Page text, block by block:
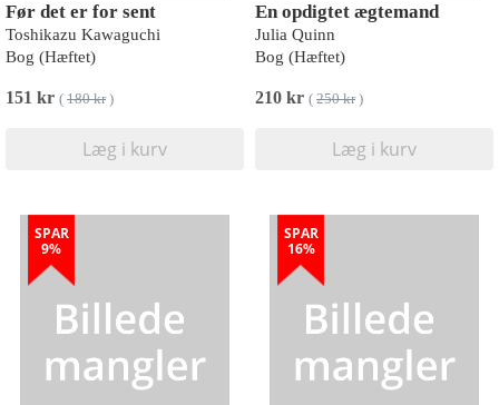
Før det er for sent
Toshikazu Kawaguchi
Bog (Hæftet)
151 kr ( 180 kr)
Læg i kurv
En opdigtet ægtemand
Julia Quinn
Bog (Hæftet)
210 kr ( 250 kr)
Læg i kurv
SPAR
9%
SPAR
16%